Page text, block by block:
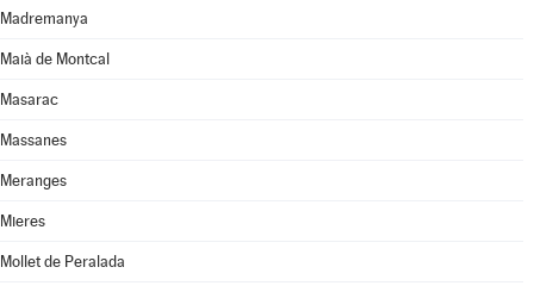
Madremanya
Maià de Montcal
Masarac
Massanes
Meranges
Mieres
Mollet de Peralada